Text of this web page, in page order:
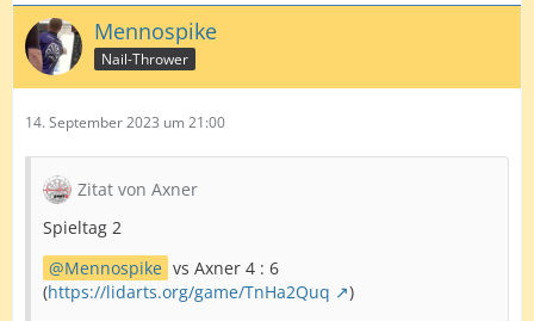
Mennospike
Nail-Thrower
14. September 2023 um 21:00
Zitat von Axner
Spieltag 2
Mennospike vs Axner 4 : 6
(https://lidarts.org/game/TnHa2Quq )